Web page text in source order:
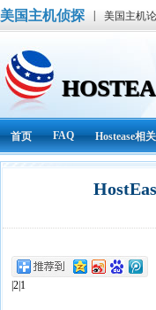
美国主机侦探 美国主机
首页 FAQ Hostease相
|2|1